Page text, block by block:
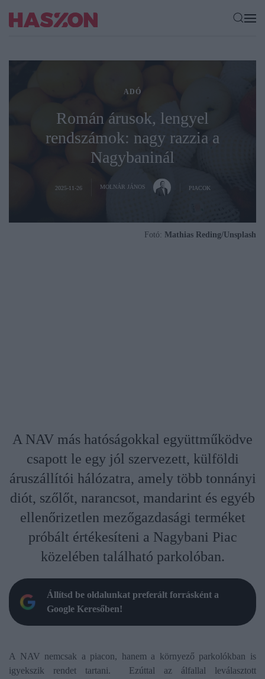
ADÓ
Román árusok, lengyel
rendszámok: nagy razzia a
Nagybaninál
2025-11-26 MOLNÁR JÁNOS PIACOK
Fotó: Mathias Reding/Unsplash
A NAV más hatóságokkal együttműködve
csapott le egy jól szervezett, külföldi
áruszállítói hálózatra, amely több tonnányi
diót, szőlőt, narancsot, mandarint és egyéb
ellenőrizetlen mezőgazdasági terméket
próbált értékesíteni a Nagybani Piac
közelében található parkolóban.
Állítsd be oldalunkat preferált forrásként a
Google Keresőben!
A NAV nemcsak a piacon, hanem a környező parkolókban is
igyekszik rendet tartani. Ezúttal az álfallal leválasztott